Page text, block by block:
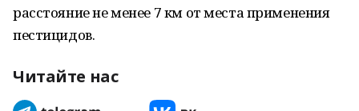
расстояние не менее 7 км от места применения
пестицидов.
Читайте нас